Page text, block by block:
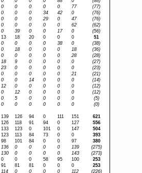
0 0 0 0 0 77
(77)
0 0 0 34 42 0
(76)
0 0 0 29 0 47
(76)
0 0 0 0 0 62
(62)
0 39 0 0 17 0
(56)
13 18 20 0 0 0
51
0 0 0 0 38 0
(38)
0 18 0 0 0 18
(36)
0 0 0 0 0 28
(28)
18 9 0 0 0 0
(27)
23 0 0 0 0 0
(23)
0 0 0 0 0 21
(21)
0 0 14 0 0 0
(14)
12 0 0 0 0 0
(12)
0 12 0 0 0 0
(12)
0 5 0 0 0 0
(5)
0 0 0 0 0 0 (0)
139 126 94 0 111 151
621
126 118 91 94 0 127
556
133 123 0 101 0 147
504
123 113 84 73 0 0
393
98 101 84 0 0 97
380
136 0 0 0 0 139
(275)
130 0 0 0 0 143
(273)
0 0 0 58 95 100
253
91 81 81 0 0 0
253
114 0 0 0 0 112
(226)